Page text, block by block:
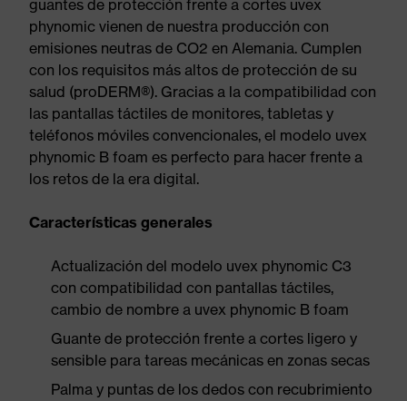
guantes de protección frente a cortes uvex
phynomic vienen de nuestra producción con
emisiones neutras de CO2 en Alemania. Cumplen
con los requisitos más altos de protección de su
salud (proDERM®). Gracias a la compatibilidad con
las pantallas táctiles de monitores, tabletas y
teléfonos móviles convencionales, el modelo uvex
phynomic B foam es perfecto para hacer frente a
los retos de la era digital.
Características generales
Actualización del modelo uvex phynomic C3
con compatibilidad con pantallas táctiles,
cambio de nombre a uvex phynomic B foam
Guante de protección frente a cortes ligero y
sensible para tareas mecánicas en zonas secas
Palma y puntas de los dedos con recubrimiento